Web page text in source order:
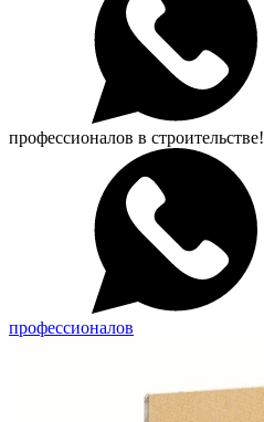
профессионалов в строительстве!
профессионалов